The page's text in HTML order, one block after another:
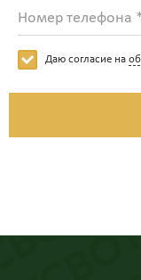
Номер телефона
Даю согласие на